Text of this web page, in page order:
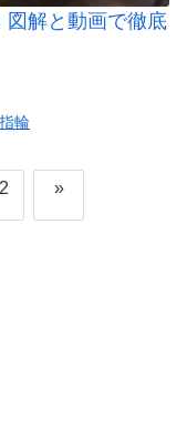
図解と動画で徹底
輪
»